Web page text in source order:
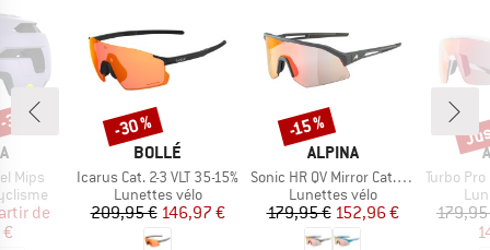
Mips
réduit
de
%
MARQUE
BOLLÉ
Article
Icarus Cat. 2-3 VLT 35-15%
Product group
Lunettes vélo
Prix
209,95 €Prix réduit
146,97 €
Remise
-30 %
MARQUE
ALPINA
Article
Sonic HR QV Mirror Cat. 1-3
Product group
Lunettes vélo
Prix
179,95 €Prix réduit
152,96 €
Remise
-15 %
Article
Turbo Pro QV